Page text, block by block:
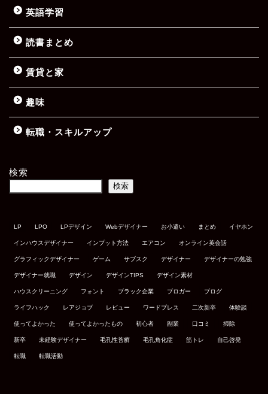
英語学習
読書まとめ
賃貸と家
趣味
転職・スキルアップ
検索
検索
LP LPO LPデザイン Webデザイナー お小遣い まとめ イヤホン
インハウスデザイナー インプット方法 エアコン オンライン英会話
グラフィックデザイナー ゲーム サブスク デザイナー デザイナーの勉強
デザイナー就職 デザイン デザインTIPS デザイン素材
ハウスクリーニング フォント ブラック企業 ブロガー ブログ
ライフハック レアジョブ レビュー ワードプレス 二次新卒 体験談
使ってよかった 使ってよかったもの 初心者 副業 口コミ 掃除
新卒 未経験デザイナー 毛孔性苔癬 毛孔角化症 筋トレ 自己啓発
転職 転職活動